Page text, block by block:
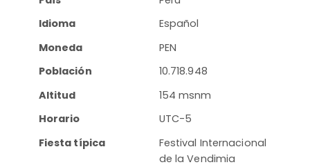
Idioma
Español
Moneda
PEN
Población
10.718.948
Altitud
154 msnm
Horario
UTC-5
Fiesta típica
Festival Internacional
de la Vendimia